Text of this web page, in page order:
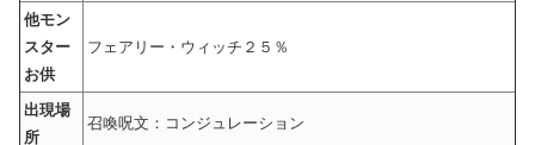
他モン
スター
お供
フェアリー・ウィッチ２５％
出現場
所
召喚呪文：コンジュレーション